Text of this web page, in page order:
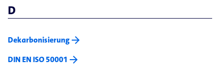
D
Dekarbonisierungarrow_forward
DIN EN ISO 50001 arrow_forward